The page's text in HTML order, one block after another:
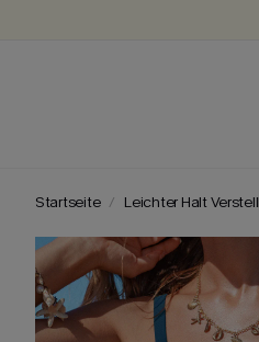
Startseite Leichter Halt